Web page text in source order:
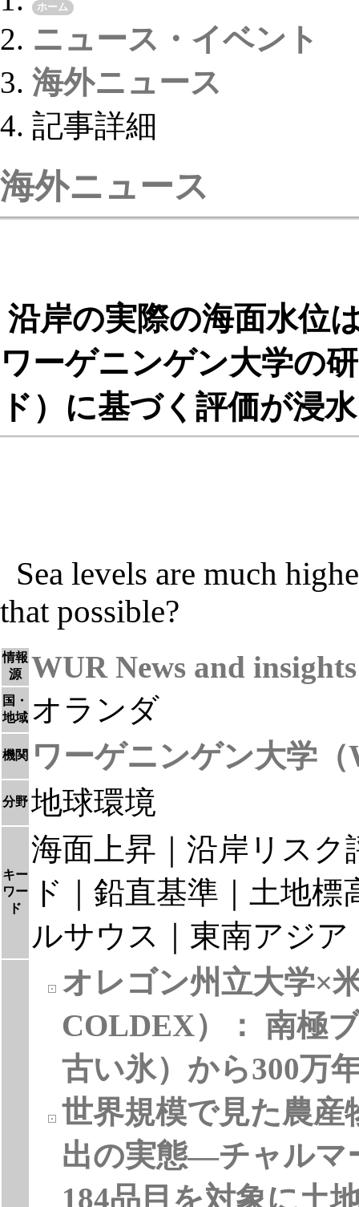
ホーム
ニュース・イベント
海外ニュース
記事詳細
海外ニュース
沿岸の実際の海面水位
ワーゲニンゲン大学の
ド）に基づく評価が浸
Sea levels are much
that possible?
情報
源
WUR News and
国・
地域 オランダ
機関 ワーゲニンゲン大学（
分野 地球環境
キー
ワー
ド
海面上昇｜沿岸リスク
ド｜鉛直基準｜土地
ルサウス｜東南アジ
オレゴン州立大学×
COLDEX）： 南極
古い氷）から300万
世界規模で見た農産
出の実態―チャルマ
184品目を対象に土